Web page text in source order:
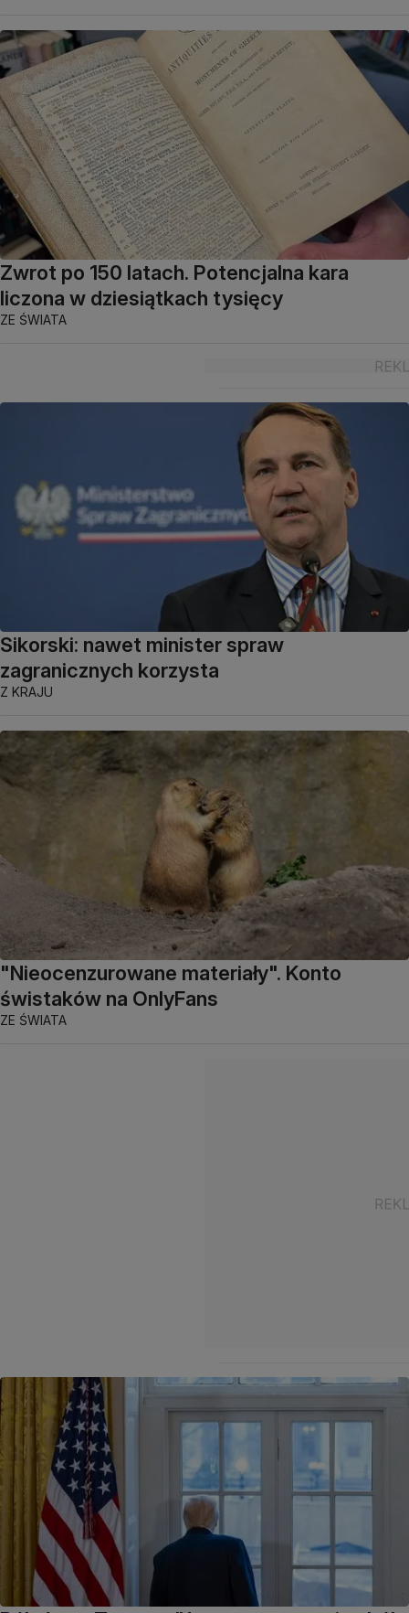
Zwrot po 150 latach. Potencjalna kara
liczona w dziesiątkach tysięcy
ZE ŚWIATA
Sikorski: nawet minister spraw
zagranicznych korzysta
Z KRAJU
"Nieocenzurowane materiały". Konto
świstaków na OnlyFans
ZE ŚWIATA